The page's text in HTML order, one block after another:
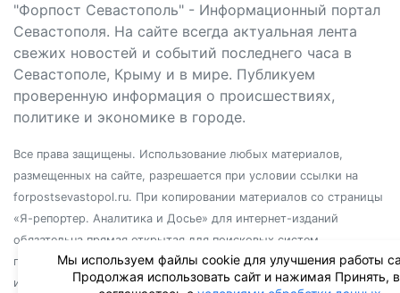
"Форпост Севастополь" - Информационный портал
Севастополя. На сайте всегда актуальная лента
свежих новостей и событий последнего часа в
Севастополе, Крыму и в мире. Публикуем
проверенную информация о происшествиях,
политике и экономике в городе.
Все права защищены. Использование любых материалов,
размещенных на сайте, разрешается при условии ссылки на
forpostsevastopol.ru. При копировании материалов со страницы
«Я-репортер. Аналитика и Досье» для интернет-изданий
обязательна прямая открытая для поисковых систем
гиперссылка. Независимо от полного или частичного
использования материалов, ссылка должна быть размещена в
Мы используем файлы cookie для улучшения работы
Продолжая использовать сайт и нажимая Принять,